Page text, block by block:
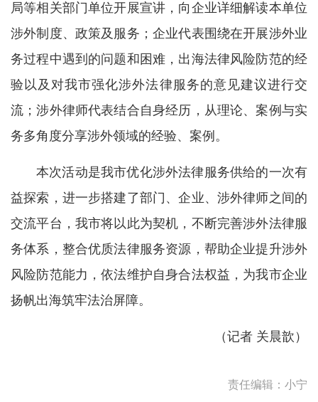
局等相关部门单位开展宣讲，向企业详细解读本单位
涉外制度、政策及服务；企业代表围绕在开展涉外业
务过程中遇到的问题和困难，出海法律风险防范的经
验以及对我市强化涉外法律服务的意见建议进行交
流；涉外律师代表结合自身经历，从理论、案例与实
务多角度分享涉外领域的经验、案例。
本次活动是我市优化涉外法律服务供给的一次有
益探索，进一步搭建了部门、企业、涉外律师之间的
交流平台，我市将以此为契机，不断完善涉外法律服
务体系，整合优质法律服务资源，帮助企业提升涉外
风险防范能力，依法维护自身合法权益，为我市企业
扬帆出海筑牢法治屏障。
（记者 关晨歆）
责任编辑：小宁